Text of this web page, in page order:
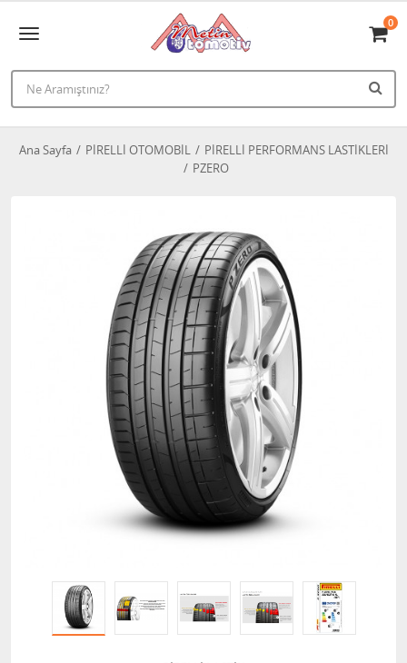
0
Ana Sayfa PİRELLİ OTOMOBİL
PİRELLİ PERFORMANS LASTİKLERİ
PZERO